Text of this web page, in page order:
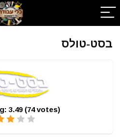
בסט-טולס
3.49 (74votes)